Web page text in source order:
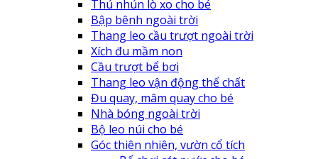
Thú nhún lò xo cho bé
Bập bênh ngoài trời
Thang leo cầu trượt ngoài trời
Xích đu mầm non
Cầu trượt bể bơi
Thang leo vận động thể chất
Đu quay, mâm quay cho bé
Nhà bóng ngoài trời
Bộ leo núi cho bé
Góc thiên nhiên, vườn cổ tích